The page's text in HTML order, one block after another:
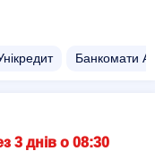
Банкомати
3 днів о 08:30